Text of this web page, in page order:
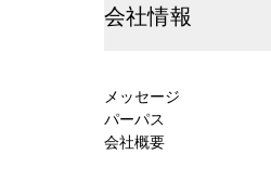
会社情報
メッセージ
パーパス
会社概要